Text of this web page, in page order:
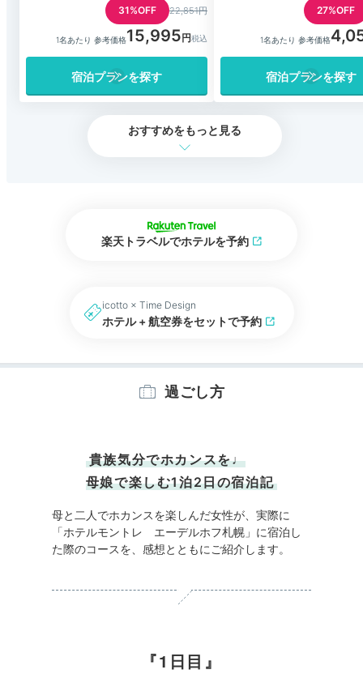
31%OFF 22,851円
1名あたり 参考価格15,995
宿泊プランを探す
27%OFF
1名あたり 参考価格
宿泊プランを探す
おすすめをもっと見る
楽天トラベルでホテルを予約
icotto × Time Design
ホテル + 航空券をセットで予約
過ごし方
貴族気分でホカンスを♩
母娘で楽しむ1泊2日の宿泊記
母と二人でホカンスを楽しんだ女性が、実際に
「ホテルモントレ エーデルホフ札幌」に宿泊し
た際のコースを、感想とともにご紹介します。
1日目